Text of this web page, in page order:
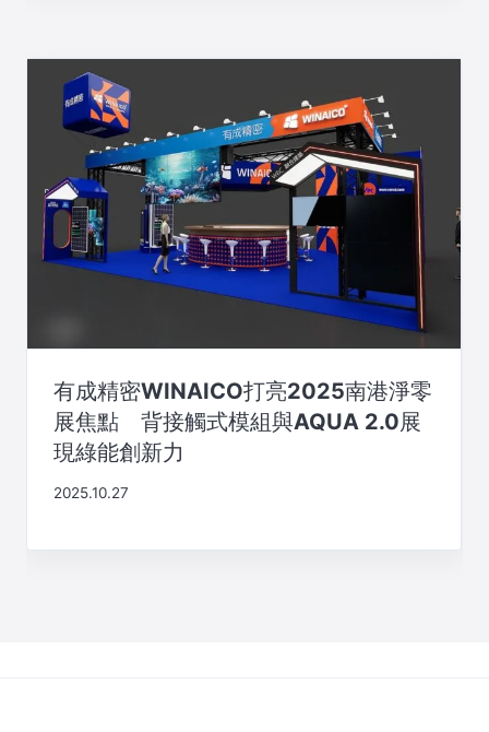
有成精密WINAICO打亮2025南港淨零
展焦點 背接觸式模組與AQUA 2.0展
現綠能創新力
2025.10.27